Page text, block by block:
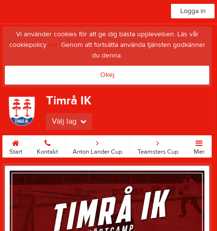
Logga in
Vi använder cookies för att ge dig bästa upplevelsen. Läs vår
cookiepolicy här. Genom att fortsätta använda tjänsten godkänner
du denna.
Okej
Timrå IK
Välj lag
Start Kontakt Anton Lander Cup Teamsters Cup Mer